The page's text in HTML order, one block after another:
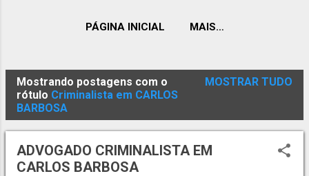
PÁGINA INICIAL MAIS…
s
Mostrando postagens com o
rótulo Criminalista em CARLOS
BARBOSA
MOSTRAR TUDO
ADVOGADO CRIMINALISTA EM
CARLOS BARBOSA